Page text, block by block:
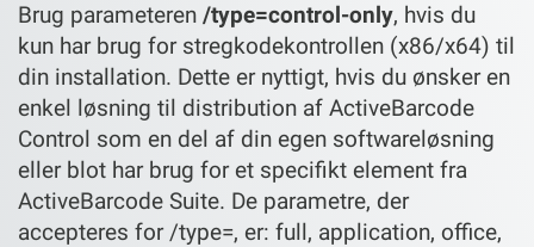
Brug parameteren /type=control-only, hvis du
kun har brug for stregkodekontrollen (x86/x64) til
din installation. Dette er nyttigt, hvis du ønsker en
enkel løsning til distribution af ActiveBarcode
Control som en del af din egen softwareløsning
eller blot har brug for et specifikt element fra
ActiveBarcode Suite. De parametre, der
accepteres for /type=, er: full, application, office,